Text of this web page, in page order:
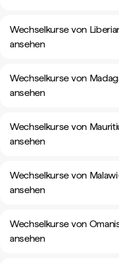
Wechselkurse von
ansehen
Wechselkurse von
ansehen
Wechselkurse von
ansehen
Wechselkurse von
ansehen
Wechselkurse von
ansehen